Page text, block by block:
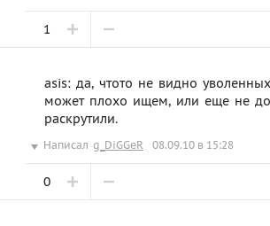
1
asis: да, чтото не видно
может плохо ищем, или еще не
раскрутили.
Написал g_DiGGeR 08.09.10 в 15:28
0